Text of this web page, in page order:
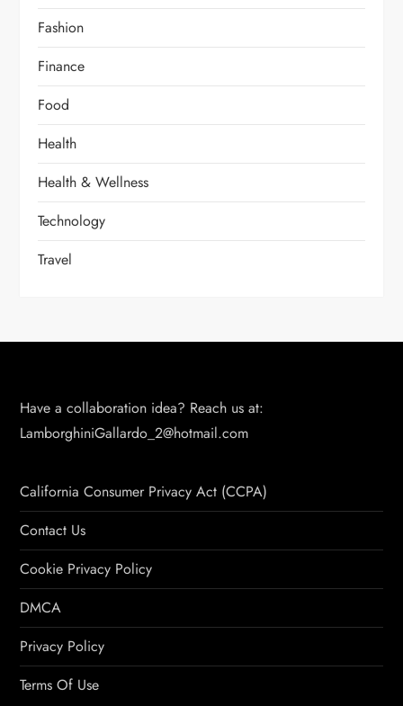
Fashion
Finance
Food
Health
Health & Wellness
Technology
Travel
Have a collaboration idea? Reach us at:
LamborghiniGallardo_2@hotmail.com
California Consumer Privacy Act (CCPA)
Contact Us
Cookie Privacy Policy
DMCA
Privacy Policy
Terms Of Use